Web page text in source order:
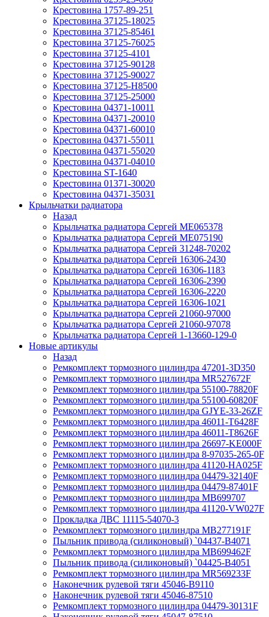
Крестовина 1757-89-251
Крестовина 37125-18025
Крестовина 37125-85461
Крестовина 37125-76025
Крестовина 37125-4101
Крестовина 37125-90128
Крестовина 37125-90027
Крестовина 37125-H8500
Крестовина 37125-25000
Крестовина 04371-10011
Крестовина 04371-20010
Крестовина 04371-60010
Крестовина 04371-55011
Крестовина 04371-55020
Крестовина 04371-04010
Крестовина ST-1640
Крестовина 01371-30020
Крестовина 04371-35031
Крыльчатки радиатора
Назад
Крыльчатка радиатора Сергей ME065378
Крыльчатка радиатора Сергей ME075190
Крыльчатка радиатора Сергей 31248-70202
Крыльчатка радиатора Сергей 16306-2430
Крыльчатка радиатора Сергей 16306-1183
Крыльчатка радиатора Сергей 16306-2390
Крыльчатка радиатора Сергей 16306-2220
Крыльчатка радиатора Сергей 16306-1021
Крыльчатка радиатора Сергей 21060-97000
Крыльчатка радиатора Сергей 21060-97078
Крыльчатка радиатора Сергей 1-13660-129-0
Новые артикулы
Назад
Ремкомплект тормозного цилиндра 47201-3D350
Ремкомплект тормозного цилиндра MR527672F
Ремкомплект тормозного цилиндра 55100-78820F
Ремкомплект тормозного цилиндра 55100-60820F
Ремкомплект тормозного цилиндра GJYE-33-26ZF
Ремкомплект тормозного цилиндра 46011-T6428F
Ремкомплект тормозного цилиндра 46011-T8626F
Ремкомплект тормозного цилиндра 26697-KE000F
Ремкомплект тормозного цилиндра 8-97035-265-0F
Ремкомплект тормозного цилиндра 41120-HA025F
Ремкомплект тормозного цилиндра 04479-32140F
Ремкомплект тормозного цилиндра 04479-87401F
Ремкомплект тормозного цилиндра MB699707
Ремкомплект тормозного цилиндра 41120-VW027F
Прокладка ДВС 11115-54070-3
Ремкомплект тормозного цилиндра MB277191F
Пыльник привода (силиконовый) `04437-B4071
Ремкомплект тормозного цилиндра MB699462F
Пыльник привода (силиконовый) `04425-B4051
Ремкомплект тормозного цилиндра MR569233F
Наконечник рулевой тяги 45046-B9110
Наконечник рулевой тяги 45046-87510
Ремкомплект тормозного цилиндра 04479-30131F